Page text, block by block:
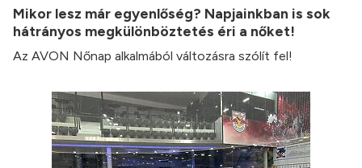
Mikor lesz már egyenlőség? Napjainkban is sok
hátrányos megkülönböztetés éri a nőket!
Az AVON Nőnap alkalmából változásra szólít fel!